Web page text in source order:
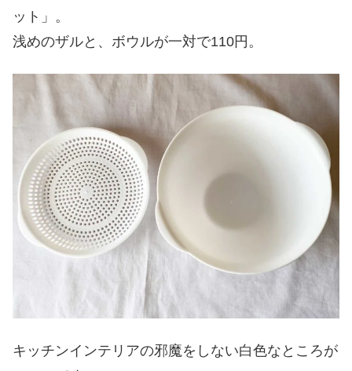
ット」。
浅めのザルと、ボウルが一対で110円。
キッチンインテリアの邪魔をしない白色なところが